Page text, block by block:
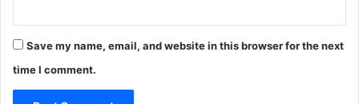
Save my name, email, and website in this browser for the next
time I comment.